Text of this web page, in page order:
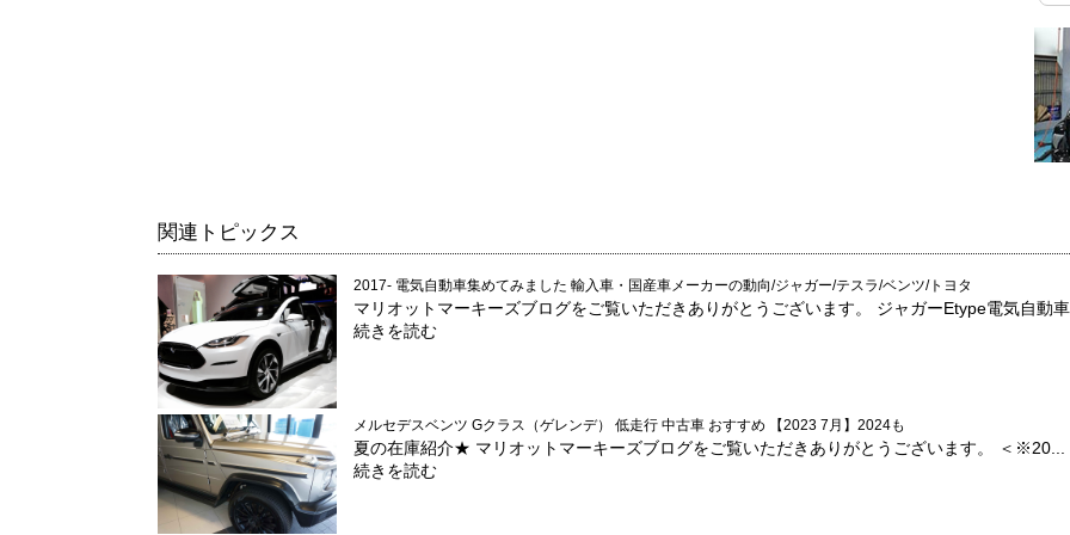
関連トピックス
2017- 電気自動車集めてみました 輸入車・国産車メーカーの動向/ジャガー/テスラ/ベンツ/トヨタ
マリオットマーキーズブログをご覧いただきありがとうございます。 ジャガーEtype電気自動
続きを読む
メルセデスベンツ Gクラス（ゲレンデ） 低走行 中古車 おすすめ 【2023 7月】2024も
夏の在庫紹介★ マリオットマーキーズブログをご覧いただきありがとうございます。 ＜※20...
続きを読む